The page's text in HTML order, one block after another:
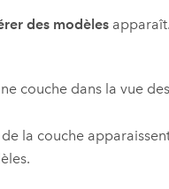
des modèlesapparaît.
couche dans la vue
la couche